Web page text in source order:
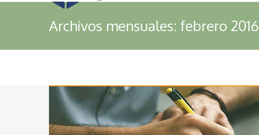
Archivos mensuales: febrero 2016